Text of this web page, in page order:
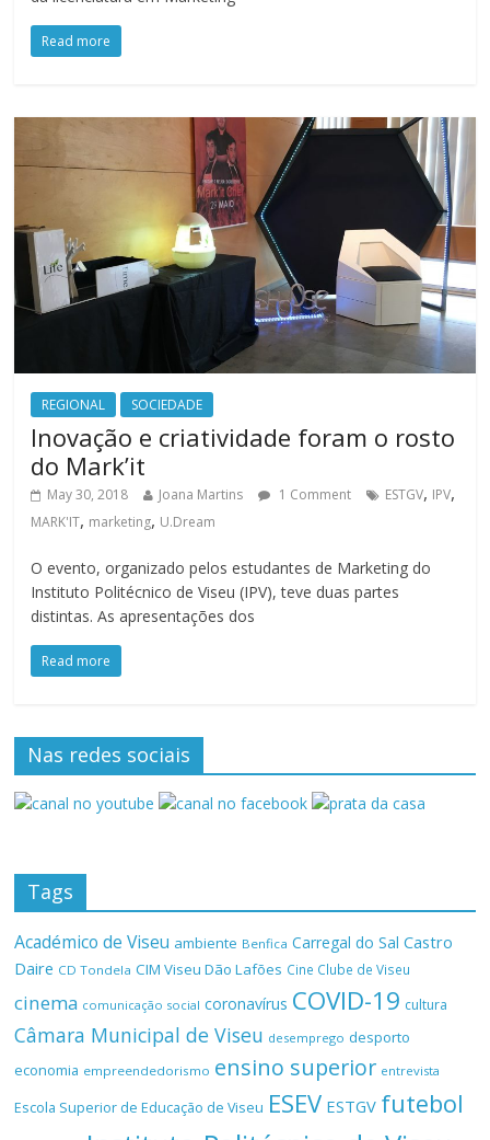
Read more
REGIONAL SOCIEDADE
Inovação e criatividade foram o rosto
do Mark’it
May 30, 2018 Joana Martins 1 Comment ESTGV, IPV,
MARK'IT, marketing, U.Dream
O evento, organizado pelos estudantes de Marketing do
Instituto Politécnico de Viseu (IPV), teve duas partes
distintas. As apresentações dos
Read more
Nas redes sociais
Tags
Académico de Viseu ambiente Benfica Carregal do Sal Castro
Daire CD Tondela CIM Viseu Dão Lafões Cine Clube de Viseu
cinema comunicação social coronavírus COVID-19 cultura
Câmara Municipal de Viseu desemprego desporto
economia empreendedorismo ensino superior entrevista
Escola Superior de Educação de Viseu ESEV ESTGV futebol